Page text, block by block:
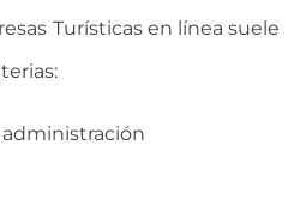
Turísticas en línea suele